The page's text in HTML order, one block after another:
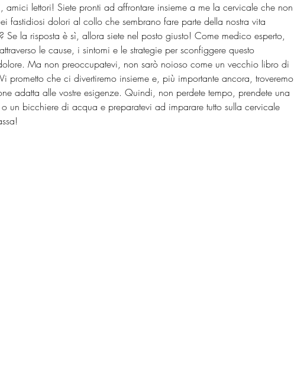
amici lettori! Siete pronti ad affrontare insieme a me la cervicale che non
fastidiosi dolori al collo che sembrano fare parte della nostra vita
Se la risposta è sì, allora siete nel posto giusto! Come medico esperto,
le cause, i sintomi e le strategie per sconfiggere questo
Ma non preoccupatevi, non sarò noioso come un vecchio libro di
prometto che ci divertiremo insieme e, più importante ancora, troveremo
adatta alle vostre esigenze. Quindi, non perdete tempo, prendete una
un bicchiere di acqua e preparatevi ad imparare tutto sulla cervicale